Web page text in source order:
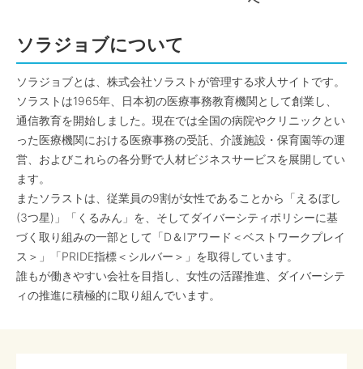
ソラジョブについて
ソラジョブとは、株式会社ソラストが管理する求人サイトです。
ソラストは1965年、日本初の医療事務教育機関として創業し、
通信教育を開始しました。現在では全国の病院やクリニックとい
った医療機関における医療事務の受託、介護施設・保育園等の運
営、およびこれらの各分野で人材ビジネスサービスを展開してい
ます。
またソラストは、従業員の9割が女性であることから「えるぼし
(3つ星)」「くるみん」を、そしてダイバーシティポリシーに基
づく取り組みの一部として「D＆Iアワード＜ベストワークプレイ
ス＞」「PRIDE指標＜シルバー＞」を取得しています。
誰もが働きやすい会社を目指し、女性の活躍推進、ダイバーシテ
ィの推進に積極的に取り組んでいます。